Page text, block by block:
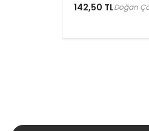
142,50 TLDoğan